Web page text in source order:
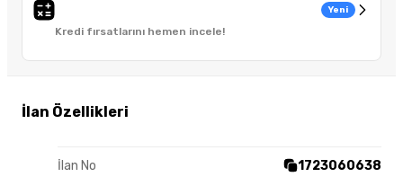
Kredi fırsatlarını hemen incele!
Yeni
İlan Özellikleri
İlan No 1723060638